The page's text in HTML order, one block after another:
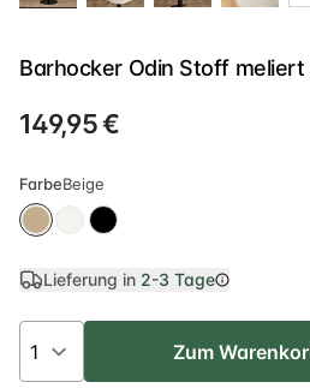
Barhocker Odin Stoff
149,95 €
FarbeBeige
Lieferung in 2-3 Tage
Zum